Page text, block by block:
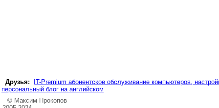
Друзья:
IT-Premium абонентское обслуживание компьютеров,
персональный блог на английском
© Максим Прокопов